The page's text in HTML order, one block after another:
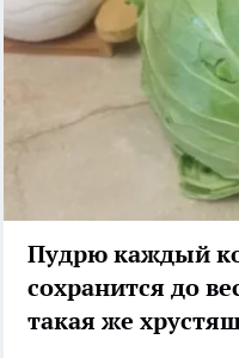
Пудрю каждый
сохранится до
такая же